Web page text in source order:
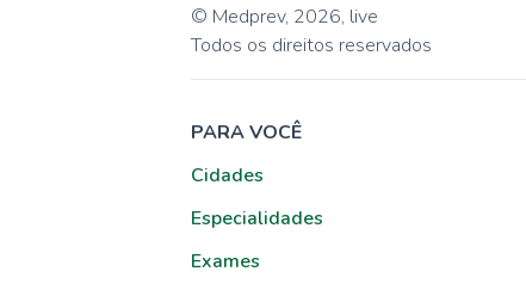
© Medprev, 2026, live
Todos os direitos reservados
PARA VOCÊ
Cidades
Especialidades
Exames